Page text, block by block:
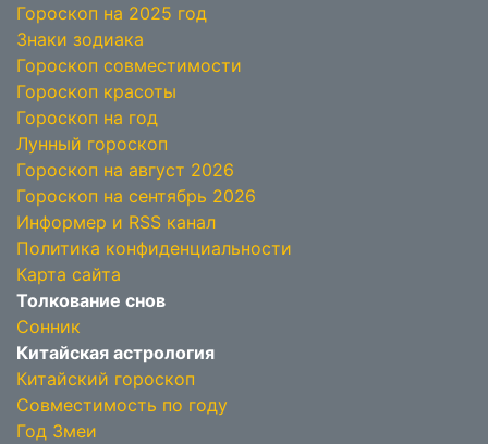
Гороскоп на 2025 год
Знаки зодиака
Гороскоп совместимости
Гороскоп красоты
Гороскоп на год
Лунный гороскоп
Гороскоп на август 2026
Гороскоп на сентябрь 2026
Информер и RSS канал
Политика конфиденциальности
Карта сайта
Толкование снов
Сонник
Китайская астрология
Китайский гороскоп
Совместимость по году
Год Змеи